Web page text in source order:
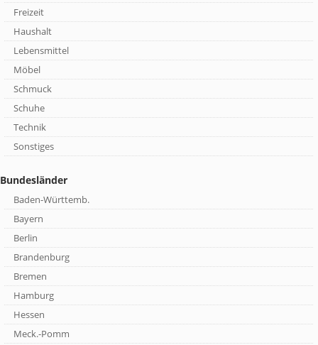
Freizeit
Haushalt
Lebensmittel
Möbel
Schmuck
Schuhe
Technik
Sonstiges
Bundesländer
Baden-Württemb.
Bayern
Berlin
Brandenburg
Bremen
Hamburg
Hessen
Meck.-Pomm